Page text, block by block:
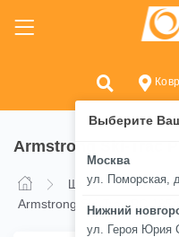
Выберите
Москва
ул. Поморская,
Нижний
ул. Героя Юрия
Armstrong Ski-Trac
Шины
Armstrong Ski-Trac PC 185/